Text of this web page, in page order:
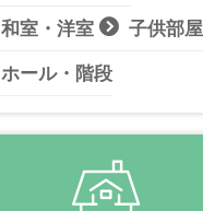
室・洋室 子供部屋
ール・階段